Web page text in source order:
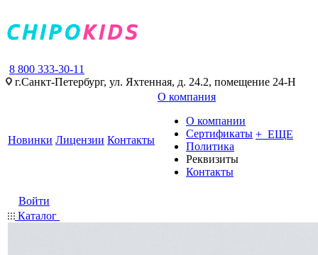
8 800 333-30-11
г.Санкт-Петербург, ул. Яхтенная, д. 24.2, помещение 24-Н
Новинки Лицензии Контакты
О компания
О компании
Сертификаты
Политика
Реквизиты
Контакты
+ ЕЩЕ
Войти
Каталог